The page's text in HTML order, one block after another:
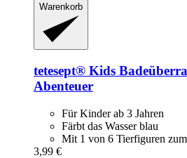
Warenkorb
tetesept® Kids
Abenteuer
Für Kinder ab 3 Jahren
Färbt das Wasser blau
Mit 1 von 6 Tierfiguren
3,99 €